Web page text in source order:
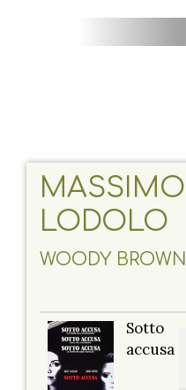
MASSIMO
LODOLO
WOODY BROWN
Sotto
accusa